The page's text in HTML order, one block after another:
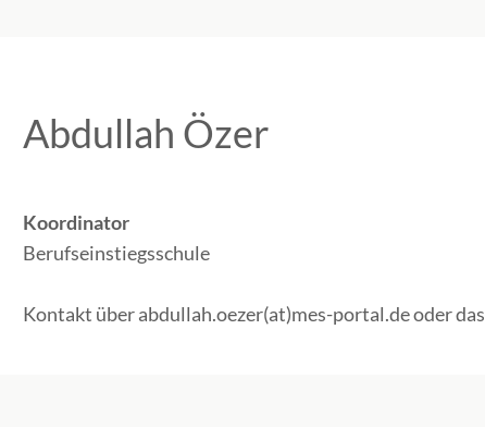
Abdullah Özer
Koordinator
Berufseinstiegsschule
Kontakt über abdullah.oezer(at)mes-portal.de oder das